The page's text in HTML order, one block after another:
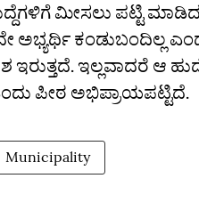
ಮೀಸಲು ಪಟ್ಟಿ
ಅಭ್ಯರ್ಥಿ ಕಂಡುಬಂದಿಲ್ಲ
ಇರುತ್ತದೆ. ಇಲ್ಲವಾದರೆ ಆ
ಪೀಠ ಅಭಿಪ್ರಾಯಪಟ್ಟಿದೆ.
Municipality